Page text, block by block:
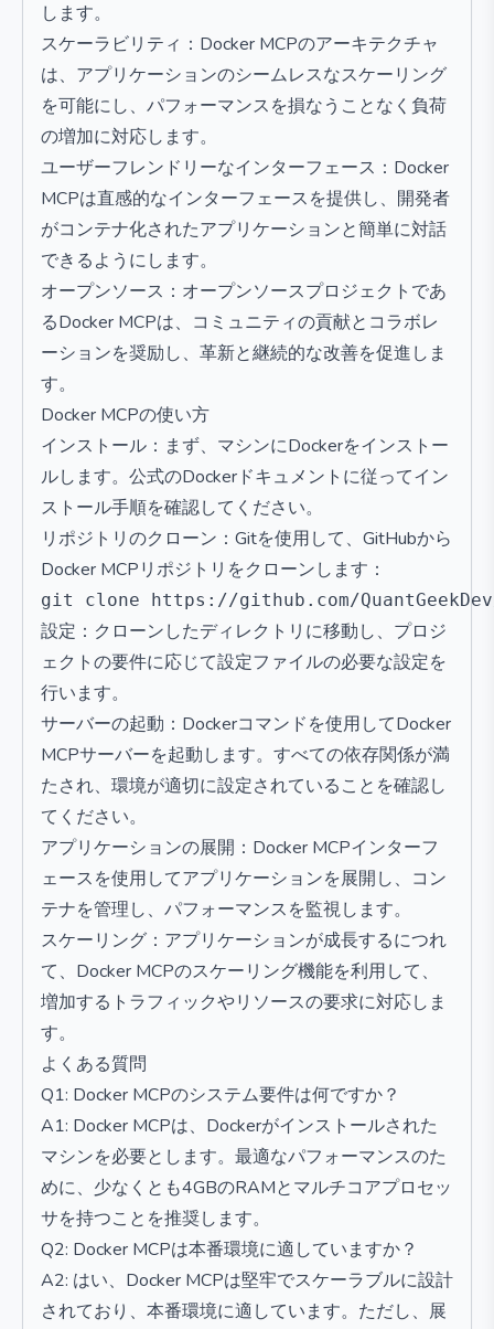
します。
スケーラビリティ：Docker MCPのアーキテクチャ
は、アプリケーションのシームレスなスケーリング
を可能にし、パフォーマンスを損なうことなく負荷
の増加に対応します。
ユーザーフレンドリーなインターフェース：Docker
MCPは直感的なインターフェースを提供し、開発者
がコンテナ化されたアプリケーションと簡単に対話
できるようにします。
オープンソース：オープンソースプロジェクトであ
るDocker MCPは、コミュニティの貢献とコラボレ
ーションを奨励し、革新と継続的な改善を促進しま
す。
Docker MCPの使い方
インストール：まず、マシンにDockerをインストー
ルします。公式のDockerドキュメントに従ってイン
ストール手順を確認してください。
リポジトリのクローン：Gitを使用して、GitHubから
Docker MCPリポジトリをクローンします：
設定：クローンしたディレクトリに移動し、プロジ
ェクトの要件に応じて設定ファイルの必要な設定を
行います。
サーバーの起動：Dockerコマンドを使用してDocker
MCPサーバーを起動します。すべての依存関係が満
たされ、環境が適切に設定されていることを確認し
てください。
アプリケーションの展開：Docker MCPインターフ
ェースを使用してアプリケーションを展開し、コン
テナを管理し、パフォーマンスを監視します。
スケーリング：アプリケーションが成長するにつれ
て、Docker MCPのスケーリング機能を利用して、
増加するトラフィックやリソースの要求に対応しま
す。
よくある質問
Q1: Docker MCPのシステム要件は何ですか？
A1: Docker MCPは、Dockerがインストールされた
マシンを必要とします。最適なパフォーマンスのた
めに、少なくとも4GBのRAMとマルチコアプロセッ
サを持つことを推奨します。
Q2: Docker MCPは本番環境に適していますか？
A2: はい、Docker MCPは堅牢でスケーラブルに設計
されており、本番環境に適しています。ただし、展